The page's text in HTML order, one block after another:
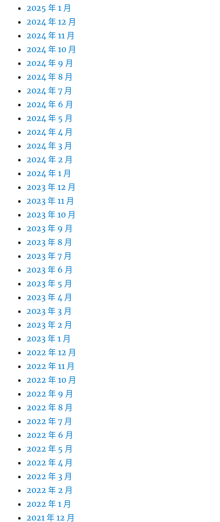
2025 年 1 月
2024 年 12 月
2024 年 11 月
2024 年 10 月
2024 年 9 月
2024 年 8 月
2024 年 7 月
2024 年 6 月
2024 年 5 月
2024 年 4 月
2024 年 3 月
2024 年 2 月
2024 年 1 月
2023 年 12 月
2023 年 11 月
2023 年 10 月
2023 年 9 月
2023 年 8 月
2023 年 7 月
2023 年 6 月
2023 年 5 月
2023 年 4 月
2023 年 3 月
2023 年 2 月
2023 年 1 月
2022 年 12 月
2022 年 11 月
2022 年 10 月
2022 年 9 月
2022 年 8 月
2022 年 7 月
2022 年 6 月
2022 年 5 月
2022 年 4 月
2022 年 3 月
2022 年 2 月
2022 年 1 月
2021 年 12 月